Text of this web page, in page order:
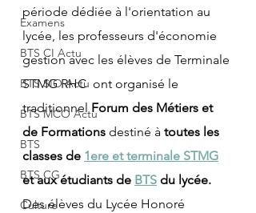
Examens
BTS CI Actu
BTS SIO Actu
BTS MCO Actu
BTS
BTS CG
Culture
période dédiée à l'orientation au
lycée, les professeurs d'économie
gestion avec les élèves de Terminale
STMG RHC  ont organisé le
traditionnel Forum des Métiers et
de Formations destiné à toutes les
classes de 1ere et terminale STMG
et aux étudiants de BTS du lycée.
Des élèves du Lycée Honoré